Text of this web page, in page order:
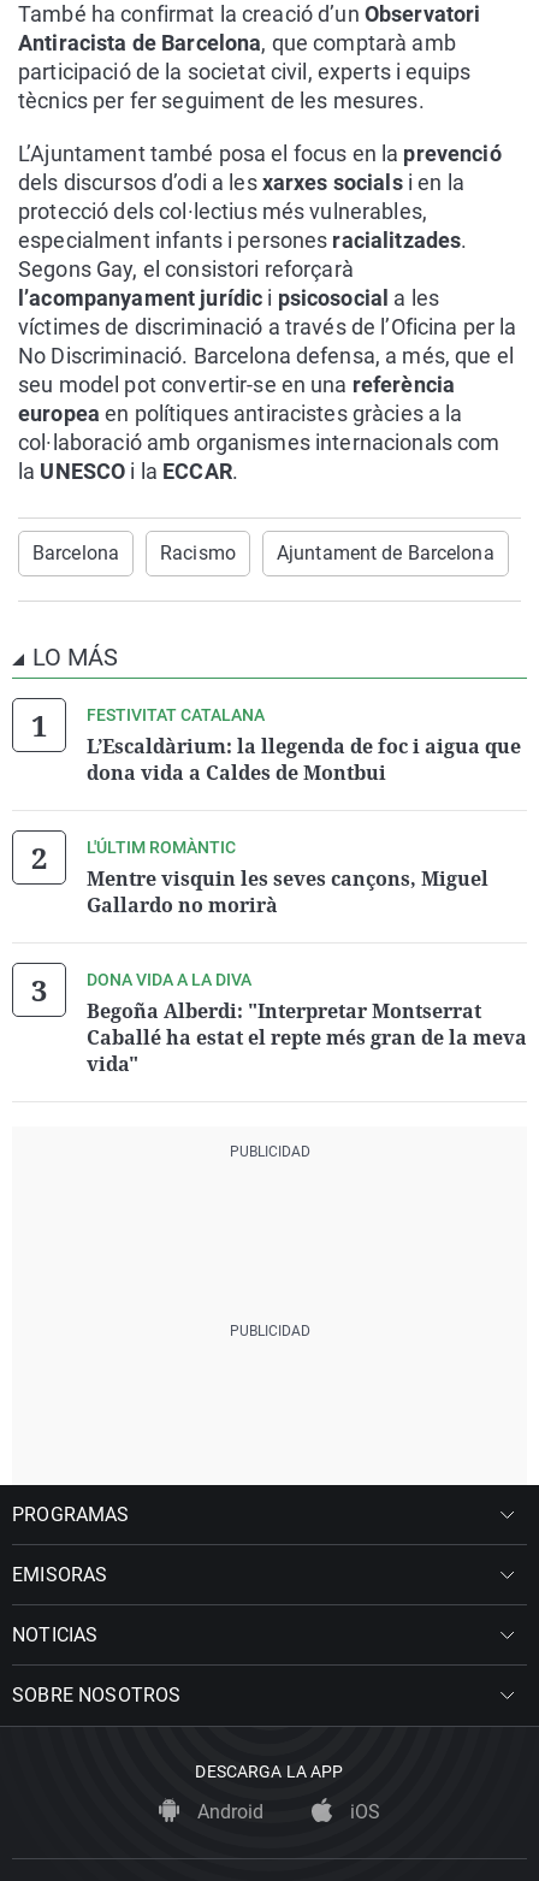
També ha confirmat la creació d’un Observatori
Antiracista de Barcelona, que comptarà amb
participació de la societat civil, experts i equips
tècnics per fer seguiment de les mesures.
L’Ajuntament també posa el focus en la prevenció
dels discursos d’odi a lesxarxes socials i en la
protecció dels col·lectius més vulnerables,
especialment infants i persones racialitzades.
Segons Gay, el consistori reforçarà
l’acompanyament jurídic i psicosocial a les
víctimes de discriminació a través de l’Oficina per la
No Discriminació. Barcelona defensa, a més, que el
seu model pot convertir-se en una referència
europeaen polítiques antiracistes gràcies a la
col·laboració amb organismes internacionals com
la UNESCO i la ECCAR.
Barcelona Racismo Ajuntament de Barcelona
LO MÁS
FESTIVITAT CATALANA
L’Escaldàrium: la llegenda de foc i aigua que
dona vida a Caldes de Montbui
L'ÚLTIM ROMÀNTIC
Mentre visquin les seves cançons, Miguel
Gallardo no morirà
DONA VIDA A LA DIVA
Begoña Alberdi: "Interpretar Montserrat
Caballé ha estat el repte més gran de la meva
vida"
PROGRAMAS
EMISORAS
NOTICIAS
SOBRE NOSOTROS
DESCARGA LA APP
Android iOS